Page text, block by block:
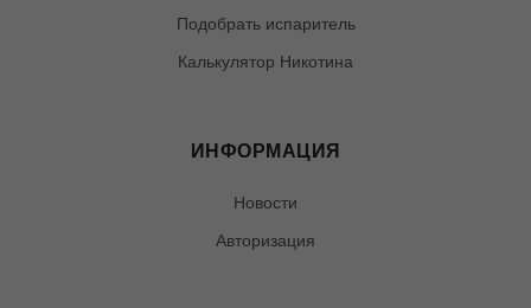
Подобрать испаритель
Калькулятор Никотина
ИНФОРМАЦИЯ
Новости
Авторизация